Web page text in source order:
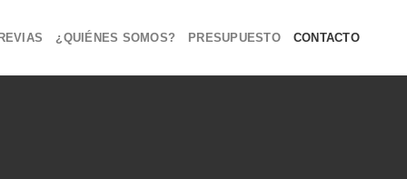
¿QUIÉNES SOMOS? PRESUPUESTO CONTACTO